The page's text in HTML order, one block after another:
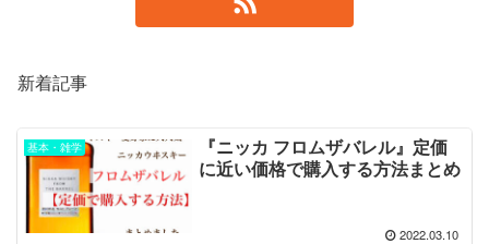
新着記事
基本・雑学
『ニッカ フロムザバレル』定価
に近い価格で購入する方法まとめ
2022.03.10